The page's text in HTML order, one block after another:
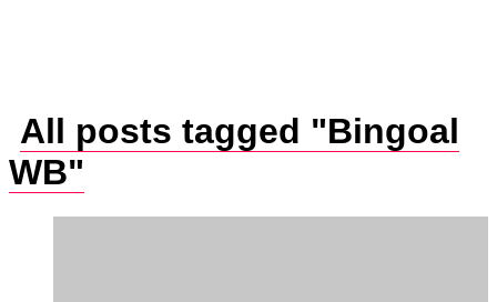
All posts tagged "Bingoal
WB"